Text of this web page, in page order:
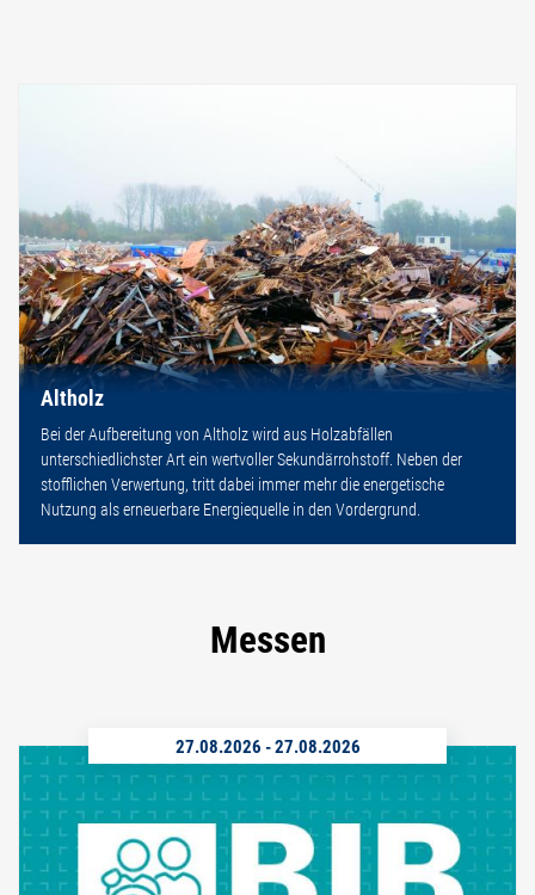
Altholz
Bei der Aufbereitung von Altholz wird aus Holzabfällen
unterschiedlichster Art ein wertvoller Sekundärrohstoff. Neben der
stofflichen Verwertung, tritt dabei immer mehr die energetische
Nutzung als erneuerbare Energiequelle in den Vordergrund.
Messen
27.08.2026 -27.08.2026